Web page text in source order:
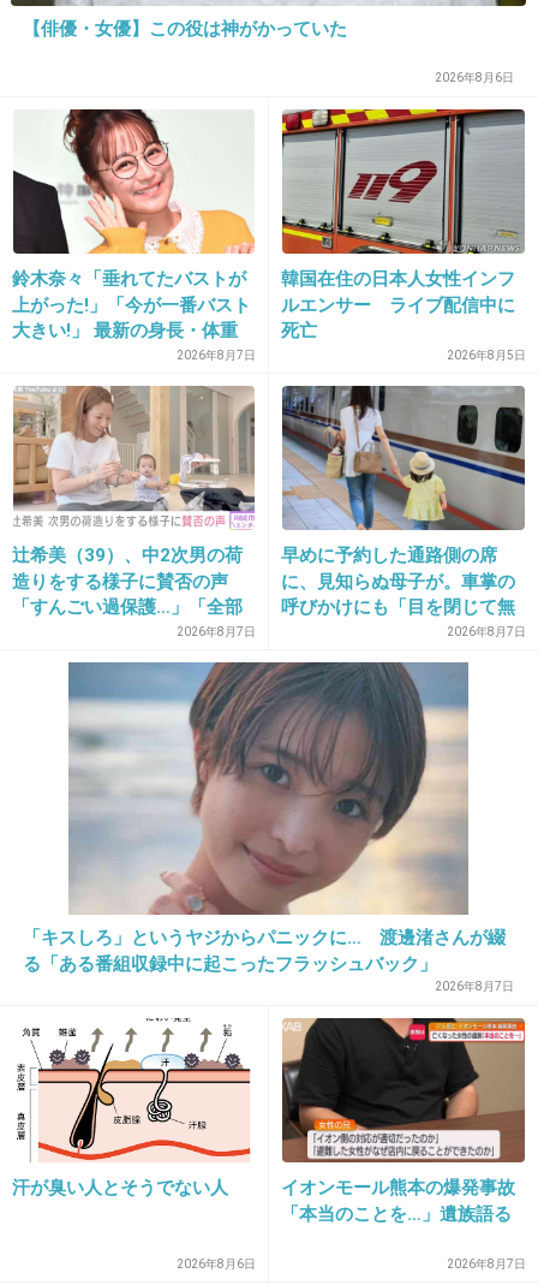
みたら美味しくて家族からも評判よかったから定番になっ
てよくつくってる。ケンタッキーの再現レシピあるから作
+3 -1
2026/06/03(水) 21:45:15
丸亀のうまトマカレーうどん作った
食べたいけど高いからという理由
26. 匿名 2026/06/03(水) 21:45:59
シェイキーズのポテト作ってみた
美味しいけど違った
2026/06/03(水) 21:46:20
丸亀のトマたまカレーうどん。リュウジのレシピで作って
みた。お店より軽めな感じでよかったです！
少し前にサイゼリヤにあったグリーンサラダ。スーパーで
伊藤ハムのチルドピザを買ってトースターで焼いて、サラ
ダにオリーブオイルと岩塩かけてピザに乗せて食べてま
す。
+1
29. 匿名2026/06/03(水) 22:19:09
カプリチョーザのトマトにんにくのパスタ
【俳優・女優】この役は神がかっていた
2026年8月6日
鈴木奈々「垂れてたバストが
上がった!」「今が一番バスト
大きい!」 最新の身長・体重
2026年8月7日
韓国在住の日本人女性インフ
ルエンサー ライブ配信中に
死亡
2026年8月5日
辻希美（39）、中2次男の荷
造りをする様子に賛否の声
「すんごい過保護…」「全部
ママが準備してくれるんだ」
2026年8月7日
早めに予約した通路側の席
に、見知らぬ母子が。車掌の
呼びかけにも「目を閉じて無
視」して居座られました。無
理やり奪われた席は、結局“や
ったもん勝ち”になってしまう
のでしょうか？
2026年8月7日
「キスしろ」というヤジからパニックに… 渡邊渚さんが綴
る「ある番組収録中に起こったフラッシュバック」
2026年8月7日
汗が臭い人とそうでない人
2026年8月6日
イオンモール熊本の爆発事故
「本当のことを…」遺族語る
2026年8月7日